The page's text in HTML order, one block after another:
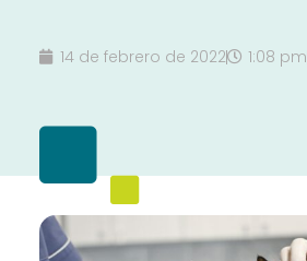
14 de febrero de 2022 1:08 pm